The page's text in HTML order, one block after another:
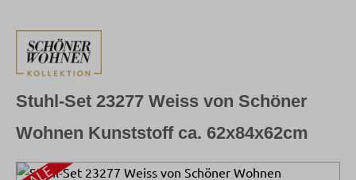
Bildergalerie überspringen
Stuhl-Set 23277 Weiss von Schöner
Wohnen Kunststoff ca. 62x84x62cm